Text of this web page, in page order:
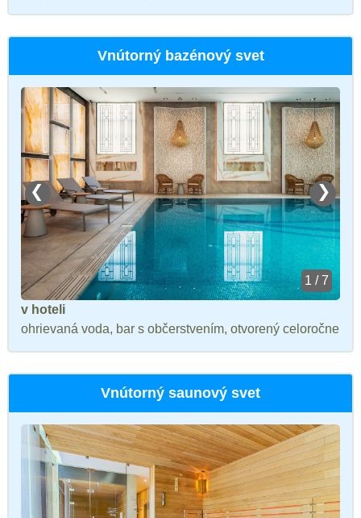
Vnútorný bazénový svet
❮ ❯
1 / 7
v hoteli
ohrievaná voda, bar s občerstvením, otvorený celoročne
Vnútorný saunový svet